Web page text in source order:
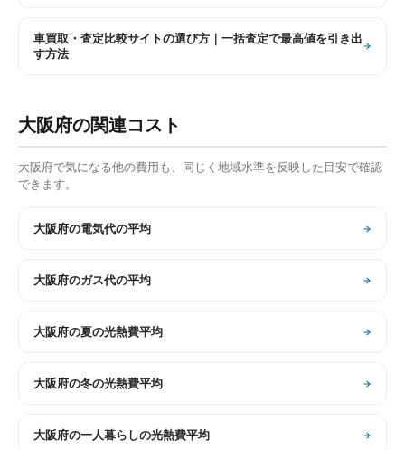
車買取・査定比較サイトの選び方｜一括査定で最高値を引き出
す方法
大阪府の関連コスト
大阪府で気になる他の費用も、同じく地域水準を反映した目安で確認
できます。
大阪府の電気代の平均
大阪府のガス代の平均
大阪府の夏の光熱費平均
大阪府の冬の光熱費平均
大阪府の一人暮らしの光熱費平均